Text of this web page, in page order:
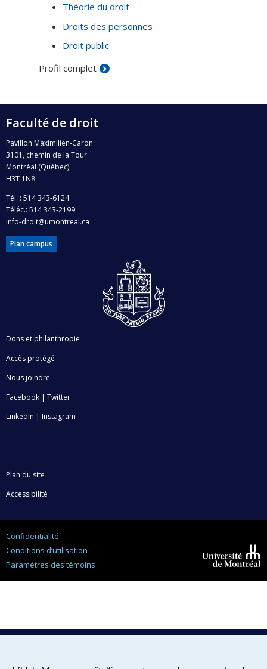
Théorie du droit
Droits des personnes
Droit public
Profil complet
Faculté de droit
Pavillon Maximilien-Caron
3101, chemin de la Tour
Montréal (Québec)
H3T 1N8
Tél. : 514 343-6124
Téléc.: 514 343-2199
info-droit@umontreal.ca
Plan campus
Dons et philanthropie
Accès protégé
Nous joindre
Facebook | Twitter
LinkedIn | Instagram
Plan du site
Accessibilité
Confidentialité
Conditions d’utilisation
Paramètres des témoins
Montréal